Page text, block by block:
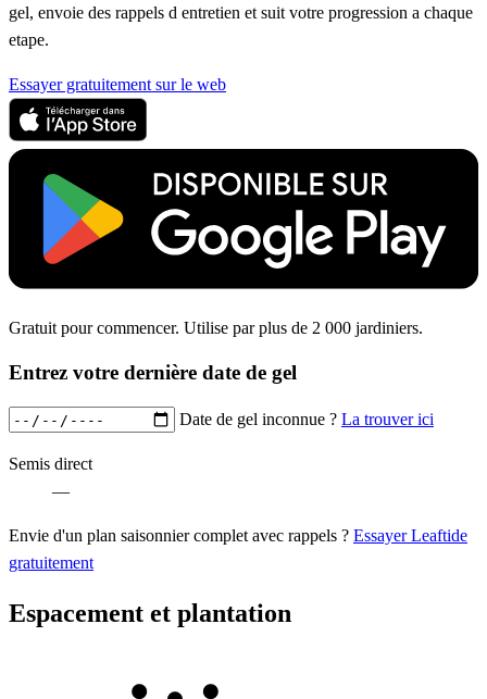
gel, envoie des rappels d entretien et suit votre progression a chaque
etape.
Essayer gratuitement sur le web
Gratuit pour commencer. Utilise par plus de 2 000 jardiniers.
Entrez votre dernière date de gel
Date de gel inconnue ? La trouver ici
Semis direct
—
Envie d'un plan saisonnier complet avec rappels ? Essayer Leaftide
gratuitement
Espacement et plantation